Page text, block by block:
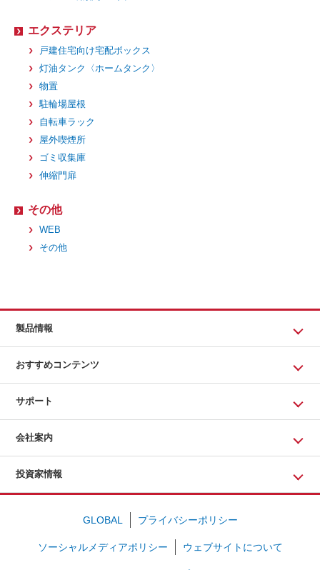
エクステリア
戸建住宅向け宅配ボックス
灯油タンク〈ホームタンク〉
物置
駐輪場屋根
自転車ラック
屋外喫煙所
ゴミ収集庫
伸縮門扉
その他
WEB
その他
製品情報
おすすめコンテンツ
サポート
会社案内
投資家情報
GLOBAL プライバシーポリシー
ソーシャルメディアポリシー ウェブサイトについて